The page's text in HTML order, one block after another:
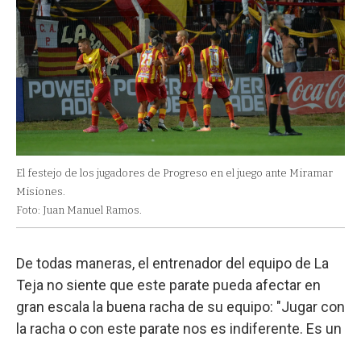
El festejo de los jugadores de Progreso en el juego ante Miramar
Misiones.
Foto: Juan Manuel Ramos.
De todas maneras, el entrenador del equipo de La
Teja no siente que este parate pueda afectar en
gran escala la buena racha de su equipo: "Jugar con
la racha o con este parate nos es indiferente. Es un